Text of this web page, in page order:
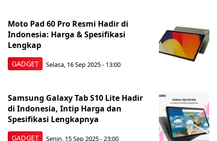
GADGET
Moto Pad 60 Pro Resmi Hadir di
Indonesia: Harga & Spesifikasi
Lengkap
Selasa, 16 Sep 2025 - 13:00
GADGET
Samsung Galaxy Tab S10 Lite Hadir
di Indonesia, Intip Harga dan
Spesifikasi Lengkapnya
Senin, 15 Sep 2025 - 23:00